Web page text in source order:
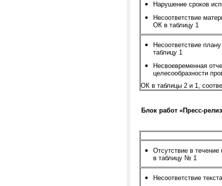
Нарушение сроков
Несоответствие
ОК в таблицу 1
Несоответствие
таблицу 1
Несвоевременная
целесообразности
ОК в таблицы 2 и 1,
Блок работ «Пресс-
Отсутствие в
в таблицу № 1
Несоответствие